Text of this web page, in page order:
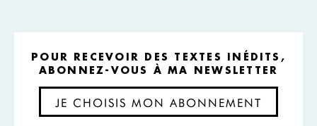
POUR RECEVOIR DES TEXTES INÉDITS,
ABONNEZ-VOUS À MA NEWSLETTER
JE CHOISIS MON ABONNEMENT